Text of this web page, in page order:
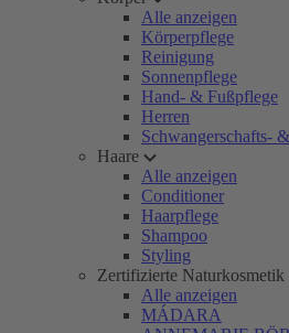
Alle anzeigen
Körperpflege
Reinigung
Sonnenpflege
Hand- & Fußpflege
Herren
Schwangerschafts-
Haare
Alle anzeigen
Conditioner
Haarpflege
Shampoo
Styling
Zertifizierte Naturkosmetik
Alle anzeigen
MÁDARA